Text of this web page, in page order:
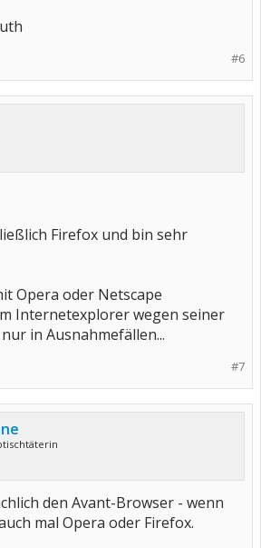
#6
Firefox und bin sehr
Opera oder Netscape
Internetexplorer wegen seiner
in Ausnahmefällen...
#7
den Avant-Browser - wenn
mal Opera oder Firefox.